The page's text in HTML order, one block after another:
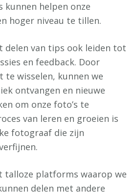
kunnen helpen onze
hoger niveau te tillen.
delen van tips ook leiden tot
en feedback. Door
te wisselen, kunnen we
ontvangen en nieuwe
om onze foto’s te
van leren en groeien is
fotograaf die zijn
talloze platforms waarop we
delen met andere